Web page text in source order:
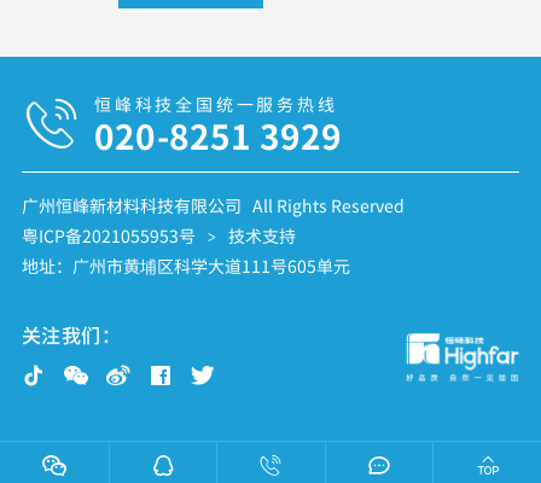
恒峰科技全国统一服务热线
020-8251 3929
广州恒峰新材料科技有限公司 All Rights Reserved
粤ICP备2021055953号
>
技术支持
地址：广州市黄埔区科学大道111号605单元
关注我们：